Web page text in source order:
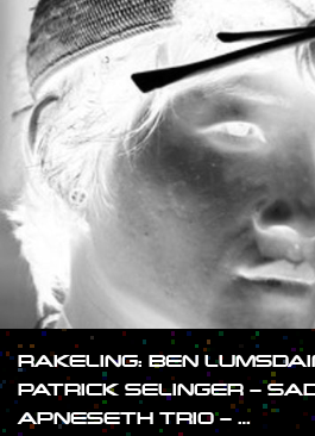
RAKELING: BEN
PATRICK SELINGER –
APNESETH TRIO – …